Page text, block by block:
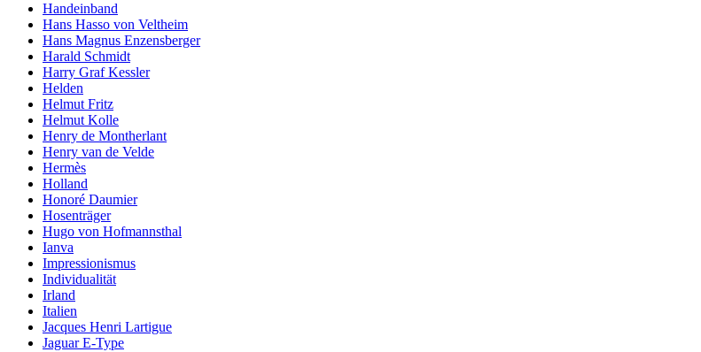
Handeinband
Hans Hasso von Veltheim
Hans Magnus Enzensberger
Harald Schmidt
Harry Graf Kessler
Helden
Helmut Fritz
Helmut Kolle
Henry de Montherlant
Henry van de Velde
Hermès
Holland
Honoré Daumier
Hosenträger
Hugo von Hofmannsthal
Ianva
Impressionismus
Individualität
Irland
Italien
Jacques Henri Lartigue
Jaguar E-Type